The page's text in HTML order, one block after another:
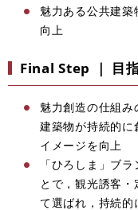
魅力ある公共建
向上
Final Step ｜ 目
魅力創造の仕組
建築物が持続的に
イメージを向上
「ひろしま」ブ
とで，観光誘客
て選ばれ，持続的